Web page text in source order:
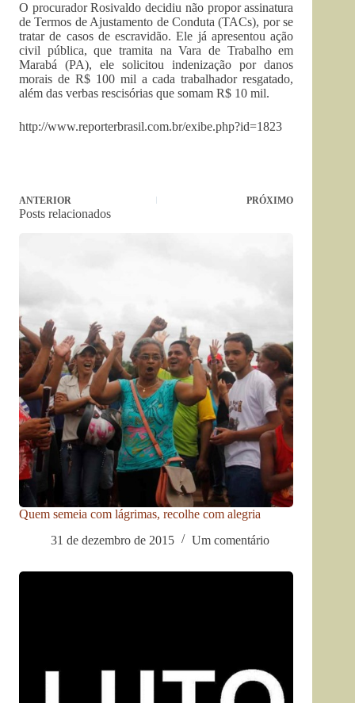
O procurador Rosivaldo decidiu não propor assinatura
de Termos de Ajustamento de Conduta (TACs), por se
tratar de casos de escravidão. Ele já apresentou ação
civil pública, que tramita na Vara de Trabalho em
Marabá (PA), ele solicitou indenização por danos
morais de R$ 100 mil a cada trabalhador resgatado,
além das verbas rescisórias que somam R$ 10 mil.
http://www.reporterbrasil.com.br/exibe.php?id=1823
ANTERIOR PRÓXIMO
Posts relacionados
Quem semeia com lágrimas, recolhe com alegria
31 de dezembro de 2015
Um comentário